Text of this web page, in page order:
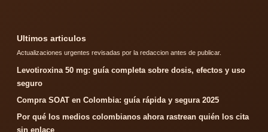
Ultimos articulos
Actualizaciones urgentes revisadas por la redaccion antes de publicar.
Levotiroxina 50 mg: guía completa sobre dosis, efectos y uso
seguro
Compra SOAT en Colombia: guía rápida y segura 2025
Por qué los medios colombianos ahora rastrean quién los cita
sin enlace